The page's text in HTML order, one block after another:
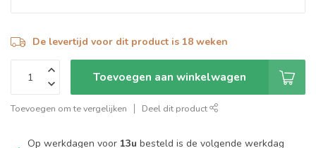
De levertijd voor dit product is 18 weken
Toevoegen aan winkelwagen
Toevoegen om te vergelijken Deel dit product
Op werkdagen voor 13u besteld is de volgende werkdag